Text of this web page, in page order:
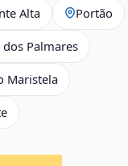
Alta Portão
dos Palmares
Maristela